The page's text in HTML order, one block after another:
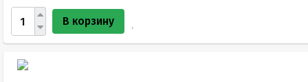
В корзину